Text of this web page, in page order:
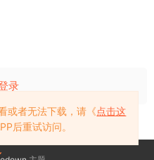
录
或者无法下载，请《点击这
后重试访问。